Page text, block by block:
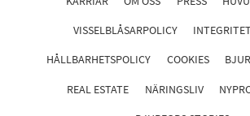
VISSELBLÅSARPOLICY
HÅLLBARHETSPOLICY COOKIES
REAL ESTATE NÄRINGSLIV